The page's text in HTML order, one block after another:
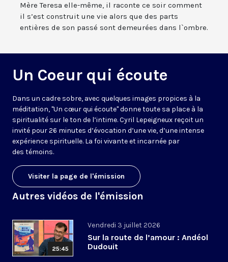
Mère Teresa elle-même, il raconte ce soir comment
il s’est construit une vie alors que des parts
entières de son passé sont demeurées dans l`ombre.
Un Coeur qui écoute
Dans un cadre sobre, avec quelques images propices à la
méditation, "Un cœur qui écoute" donne toute sa place à la
spiritualité sur le ton de l’intime. Cyril Lepeigneux reçoit un
invité pour 26 minutes d’évocation d’une vie, d’une intense
expérience spirituelle. La foi vivante et incarnée par
des témoins.
Visiter la page de l'émission
Autres vidéos de l'émission
25:45
Vendredi 3 juillet 2026
Sur la route de l’amour : Andéol
Dudouit